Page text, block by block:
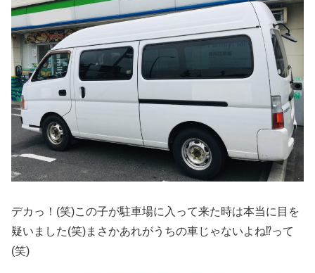
デカっ！(笑)この子が駐車場に入って来た時は本当に目を
疑いました(笑)まさかあれがうちの車じゃないよね⁉︎って
(笑)